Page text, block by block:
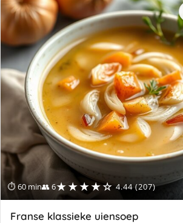
⏱ 60 min👥 6★★★★☆ 4.44 (207)
Franse klassieke uiensoep